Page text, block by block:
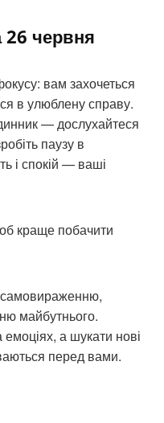
26 червня
вам захочеться
в улюблену справу.
— дослухайтеся
паузу в
і спокій — ваші
краще побачити
самовираженню,
майбутнього.
а шукати нові
перед вами.